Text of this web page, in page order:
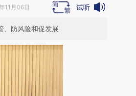
11月06日 试听
、防风险和促发展